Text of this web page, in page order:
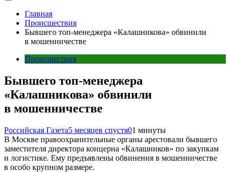
Главная
Происшествия
Бывшего топ-менеджера «Калашникова» обвинили
в мошенничестве
Происшествия
Бывшего топ-менеджера
«Калашникова» обвинили
в мошенничестве
Российская Газета5 месяцев спустя01 минуты
В Москве правоохранительные органы арестовали бывшего
заместителя директора концерна «Калашников» по закупкам
и логистике. Ему предъявлены обвинения в мошенничестве
в особо крупном размере.